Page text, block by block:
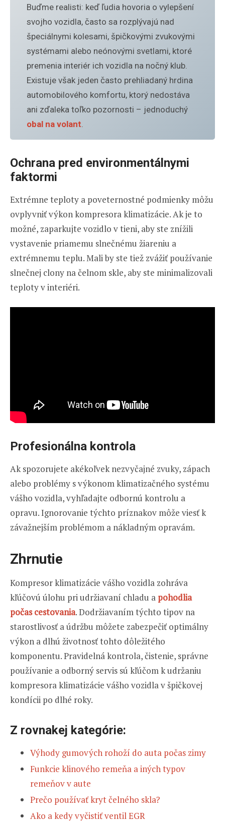
Buďme realisti: keď ľudia hovoria o vylepšení
svojho vozidla, často sa rozplývajú nad
špeciálnymi kolesami, špičkovými zvukovými
systémami alebo neónovými svetlami, ktoré
premenia interiér ich vozidla na nočný klub.
Existuje však jeden často prehliadaný hrdina
automobilového komfortu, ktorý nedostáva
ani zďaleka toľko pozornosti – jednoduchý
obal na volant
Ochrana pred environmentálnymi
faktormi
Extrémne teploty a poveternostné podmienky môžu
ovplyvniť výkon kompresora klimatizácie. Ak je to
možné, zaparkujte vozidlo v tieni, aby ste znížili
vystavenie priamemu slnečnému žiareniu a
extrémnemu teplu. Mali by ste tiež zvážiť používanie
slnečnej clony na čelnom skle, aby ste minimalizovali
teploty v interiéri.
Profesionálna kontrola
Ak spozorujete akékoľvek nezvyčajné zvuky, zápach
alebo problémy s výkonom klimatizačného systému
vášho vozidla, vyhľadajte odbornú kontrolu a
opravu. Ignorovanie týchto príznakov môže viesť k
závažnejším problémom a nákladným opravám.
Zhrnutie
Kompresor klimatizácie vášho vozidla zohráva
kľúčovú úlohu pri udržiavaní chladu a pohodlia
počas cestovania. Dodržiavaním týchto tipov na
starostlivosť a údržbu môžete zabezpečiť optimálny
výkon a dlhú životnosť tohto dôležitého
komponentu. Pravidelná kontrola, čistenie, správne
používanie a odborný servis sú kľúčom k udržaniu
kompresora klimatizácie vášho vozidla v špičkovej
kondícii po dlhé roky.
Z rovnakej kategórie:
Výhody gumových rohoží do auta počas zimy
Funkcie klinového remeňa a iných typov
remeňov v aute
Prečo používať kryt čelného skla?
Ako a kedy vyčistiť ventil EGR